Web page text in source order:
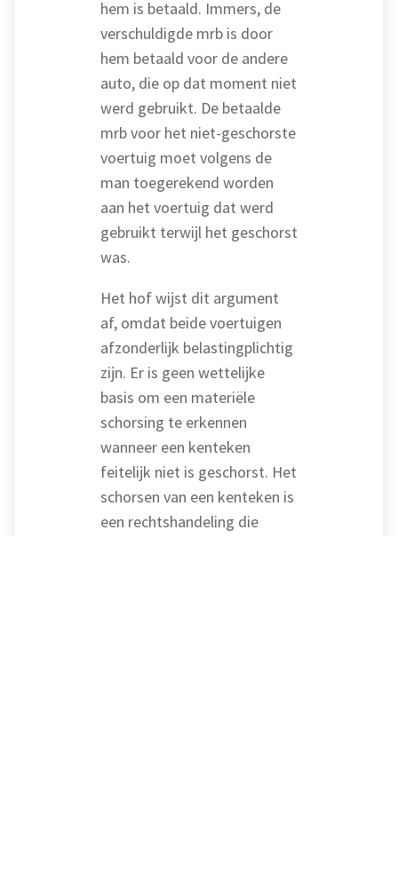
hem is betaald. Immers, de
verschuldigde mrb is door
hem betaald voor de andere
auto, die op dat moment niet
werd gebruikt. De betaalde
mrb voor het niet-geschorste
voertuig moet volgens de
man toegerekend worden
aan het voertuig dat werd
gebruikt terwijl het geschorst
was.
Het hof wijst dit argument
af, omdat beide voertuigen
afzonderlijk belastingplichtig
zijn. Er is geen wettelijke
basis om een materiële
schorsing te erkennen
wanneer een kenteken
feitelijk niet is geschorst. Het
schorsen van een kenteken is
een rechtshandeling die